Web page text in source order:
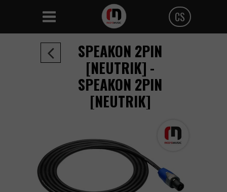
CS
Polski
SPEAKON 2PIN
[NEUTRIK] -
SPEAKON 2PIN
[NEUTRIK]